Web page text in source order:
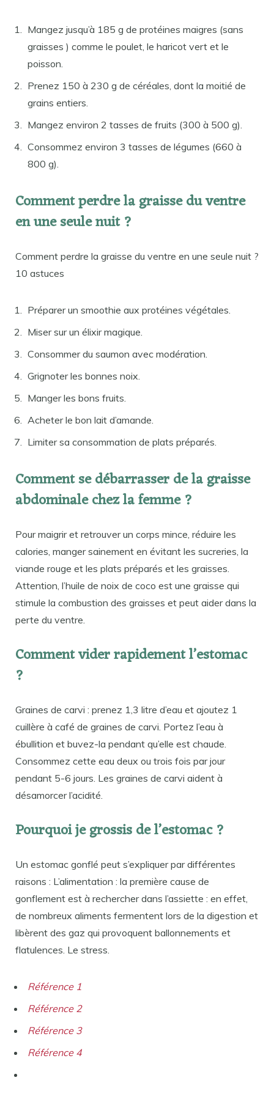
Mangez jusqu’à 185 g de protéines maigres (sans
graisses ) comme le poulet, le haricot vert et le
poisson.
Prenez 150 à 230 g de céréales, dont la moitié de
grains entiers.
Mangez environ 2 tasses de fruits (300 à 500 g).
Consommez environ 3 tasses de légumes (660 à
800 g).
Comment perdre la graisse du ventre
en une seule nuit ?
Comment perdre la graisse du ventre en une seule nuit ?
10 astuces
Préparer un smoothie aux protéines végétales.
Miser sur un élixir magique.
Consommer du saumon avec modération.
Grignoter les bonnes noix.
Manger les bons fruits.
Acheter le bon lait d’amande.
Limiter sa consommation de plats préparés.
Comment se débarrasser de la graisse
abdominale chez la femme ?
Pour maigrir et retrouver un corps mince, réduire les
calories, manger sainement en évitant les sucreries, la
viande rouge et les plats préparés et les graisses.
Attention, l’huile de noix de coco est une graisse qui
stimule la combustion des graisses et peut aider dans la
perte du ventre.
Comment vider rapidement l’estomac
?
Graines de carvi : prenez 1,3 litre d’eau et ajoutez 1
cuillère à café de graines de carvi. Portez l’eau à
ébullition et buvez-la pendant qu’elle est chaude.
Consommez cette eau deux ou trois fois par jour
pendant 5-6 jours. Les graines de carvi aident à
désamorcer l’acidité.
Pourquoi je grossis de l’estomac ?
Un estomac gonflé peut s’expliquer par différentes
raisons : L’alimentation : la première cause de
gonflement est à rechercher dans l’assiette : en effet,
de nombreux aliments fermentent lors de la digestion et
libèrent des gaz qui provoquent ballonnements et
flatulences. Le stress.
Référence 1
Référence 2
Référence 3
Référence 4